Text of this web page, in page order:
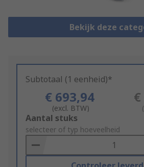
Bekijk deze
Subtotaal (1 eenheid)*
€ 693,94
(excl. BTW)
Add
to
Basket
Aantal stuks
selecteer of typ hoeveelheid